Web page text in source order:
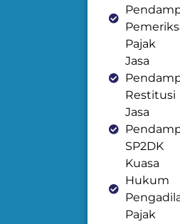
Pajak
Jasa
Restitusi
Jasa
SP2DK
Kuasa
Hukum
Pajak